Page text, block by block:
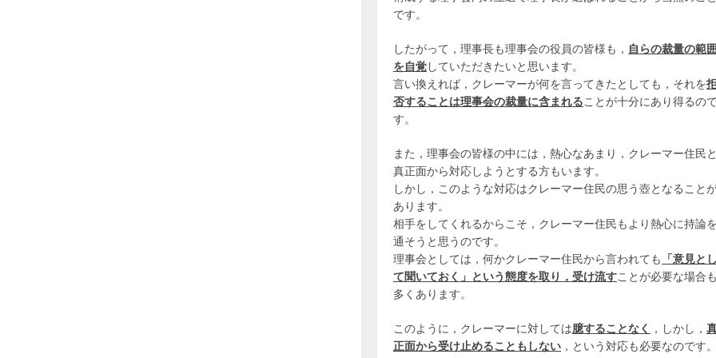
です。
したがって，理事長も理事会の役員の皆様も， 自らの裁量の範囲
を自覚 していただきたいと思います。
言い換えれば，クレーマーが何を言ってきたとしても，それを
否することは理事会の裁量に含まれることが十分にあり得るの
す。
また，理事会の皆様の中には，熱心なあまり，クレーマー住民と
真正面から対応しようとする方もいます。
しかし，このような対応はクレーマー住民の思う壺となること
あります。
相手をしてくれるからこそ，クレーマー住民もより熱心に持論を
通そうと思うのです。
理事会としては，何かクレーマー住民から言われても
「意見とし
て聞いておく」という態度を取り，受け流すことが必要な場合も
多くあります。
このように，クレーマーに対しては臆することなく ，しかし，
正面から受け止めることもしない ，という対応も必要なのです。